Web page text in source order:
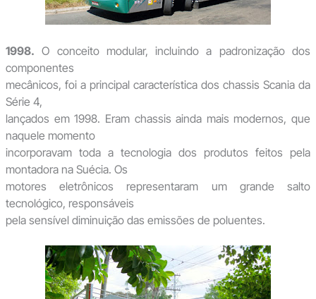
1998. O conceito modular, incluindo a padronização dos
componentes
mecânicos, foi a principal característica dos chassis Scania da
Série 4,
lançados em 1998. Eram chassis ainda mais modernos, que
naquele momento
incorporavam toda a tecnologia dos produtos feitos pela
montadora na Suécia. Os
motores eletrônicos representaram um grande salto
tecnológico, responsáveis
pela sensível diminuição das emissões de poluentes.